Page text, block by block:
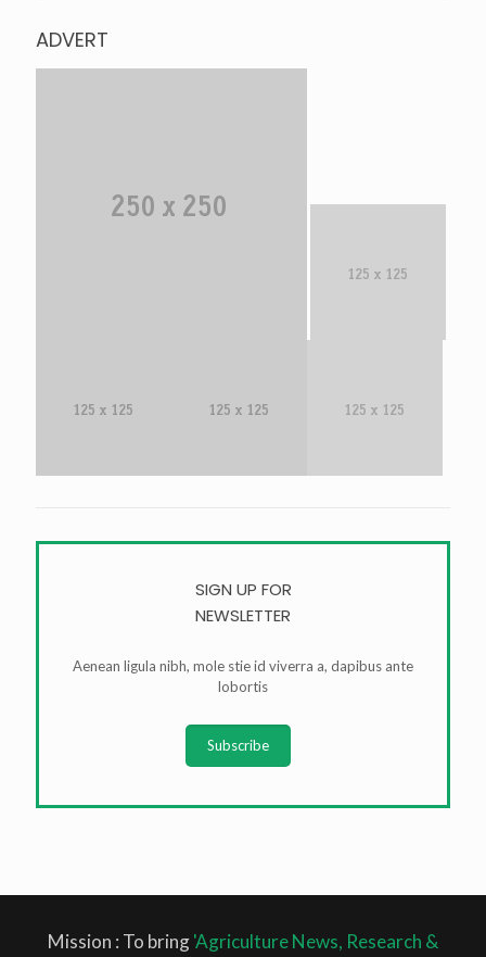
ADVERT
SIGN UP FOR
NEWSLETTER
Aenean ligula nibh, mole stie id viverra a, dapibus ante
lobortis
Subscribe
Mission : To bring'Agriculture News, Research &